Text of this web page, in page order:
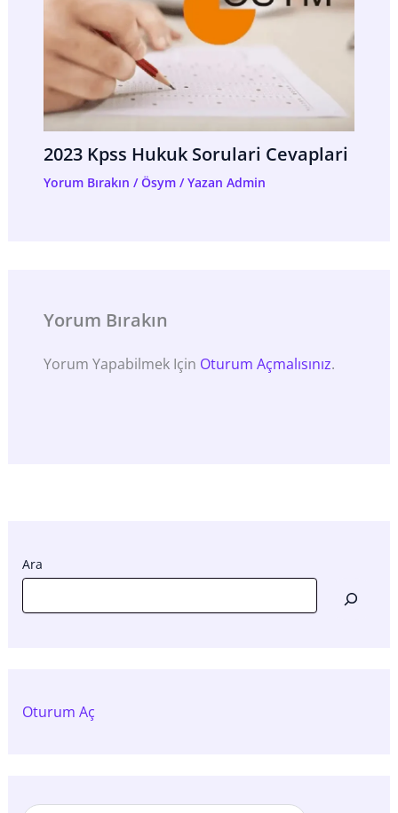
2023 Kpss Hukuk Sorulari Cevaplari
Yorum Bırakın /Ösym/ Yazan Admin
Yorum Bırakın
Yorum Yapabilmek Için Oturum Açmalısınız.
Ara
Oturum Aç